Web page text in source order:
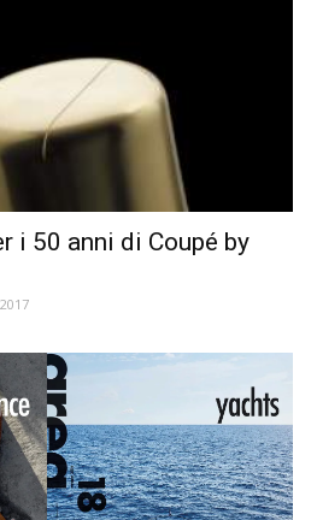
i 50 anni di Coupé by